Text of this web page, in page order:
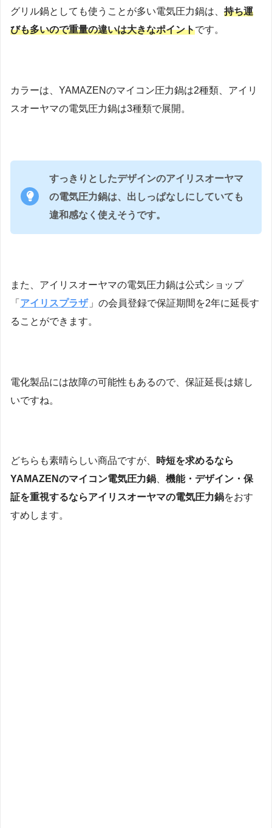
グリル鍋としても使うことが多い電気圧力鍋は、 持ち運
びも多いので重量の違いは大きなポイントです。
カラーは、YAMAZENのマイコン圧力鍋は2種類、アイリ
スオーヤマの電気圧力鍋は3種類で展開。
すっきりとしたデザインのアイリスオーヤマ
の電気圧力鍋は、出しっぱなしにしていても
違和感なく使えそうです。
また、アイリスオーヤマの電気圧力鍋は公式ショップ
「 アイリスプラザ 」の会員登録で保証期間を2年に延長す
ることができます。
電化製品には故障の可能性もあるので、保証延長は嬉し
いですね。
どちらも素晴らしい商品ですが、 時短を求めるなら
YAMAZENのマイコン電気圧力鍋、 機能・デザイン・保
証を重視するならアイリスオーヤマの電気圧力鍋をおす
すめします。